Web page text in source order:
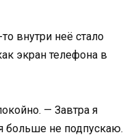
внутри неё стало
экран телефона в
— Завтра я
больше не подпускаю.